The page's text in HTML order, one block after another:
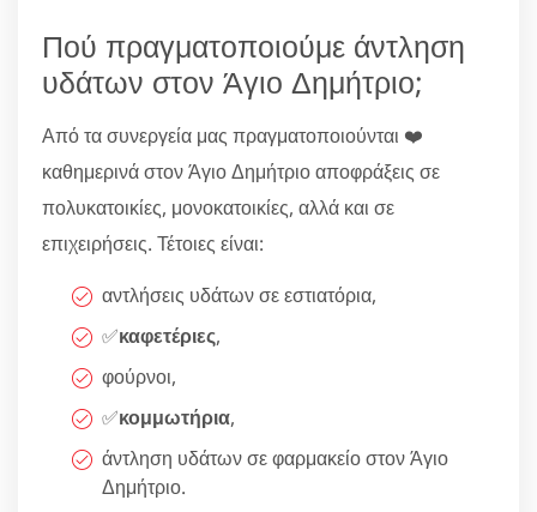
Πού πραγματοποιούμε άντληση
υδάτων στον Άγιο Δημήτριο;
Από τα συνεργεία μας πραγματοποιούνται ❤️
καθημερινά στον Άγιο Δημήτριο αποφράξεις σε
πολυκατοικίες, μονοκατοικίες, αλλά και σε
επιχειρήσεις. Τέτοιες είναι:
αντλήσεις υδάτων σε εστιατόρια,
✅καφετέριες,
φούρνοι,
✅κομμωτήρια,
άντληση υδάτων σε φαρμακείο στον Άγιο
Δημήτριο.